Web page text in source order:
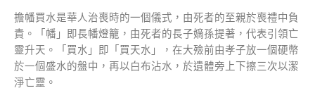
擔幡買水是華人治喪時的一個儀式，由死者的至親於喪禮中負
責。「幡」即長幡燈籠，由死者的長子嫡孫提著，代表引領亡
靈升天。「買水」即「買天水」，在大殮前由孝子放一個硬幣
於一個盛水的盤中，再以白布沾水，於遺體旁上下擦三次以潔
淨亡靈。